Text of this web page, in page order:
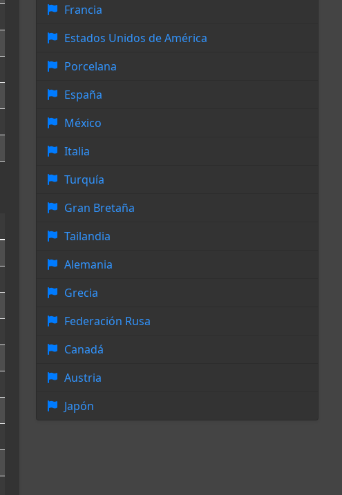
Francia
Estados Unidos de América
Porcelana
España
México
Italia
Turquía
Gran Bretaña
Tailandia
Alemania
Grecia
Federación Rusa
Canadá
Austria
Japón